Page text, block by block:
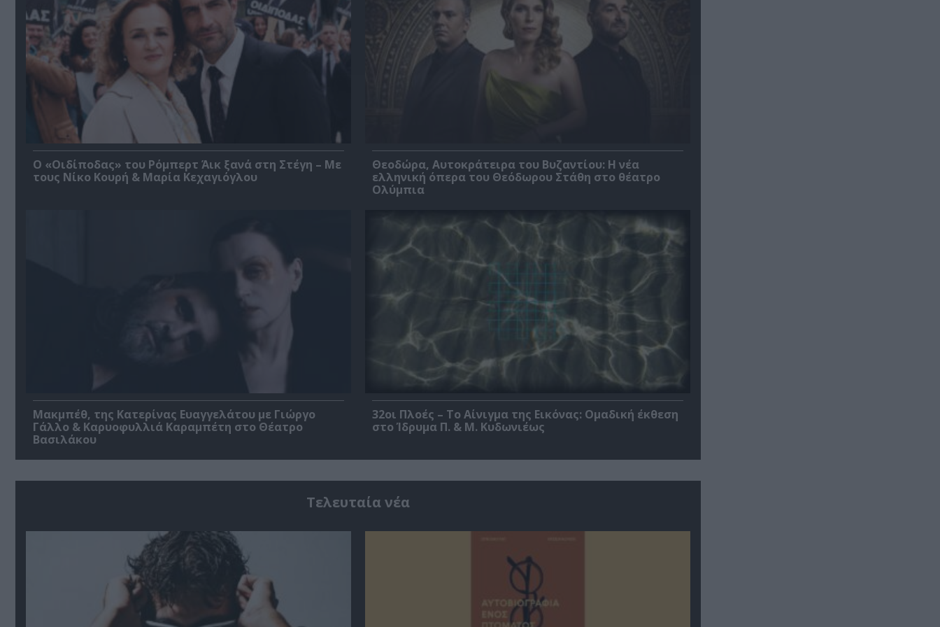
O «Οιδίποδας» του Ρόμπερτ Άικ ξανά στη Στέγη – Με
τους Νίκο Κουρή & Μαρία Κεχαγιόγλου
Θεοδώρα, Αυτοκράτειρα του Βυζαντίου: Η νέα
ελληνική όπερα του Θεόδωρου Στάθη στο θέατρο
Ολύμπια
Μακμπέθ, της Κατερίνας Ευαγγελάτου με Γιώργο
Γάλλο & Καρυοφυλλιά Καραμπέτη στο Θέατρο
Βασιλάκου
32οι Πλοές – Το Αίνιγμα της Εικόνας: Ομαδική έκθεση
στο Ίδρυμα Π. & Μ. Κυδωνιέως
Τελευταία νέα